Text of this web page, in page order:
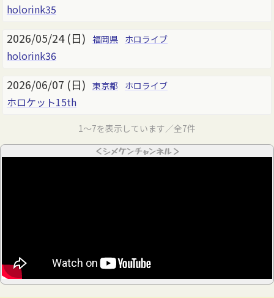
holorink35
2026/05/24 (日) 福岡県 ホロライブ
holorink36
2026/06/07 (日) 東京都 ホロライブ
ホロケット15th
1～7を表示しています／全7件
＜シメケンチャンネル＞